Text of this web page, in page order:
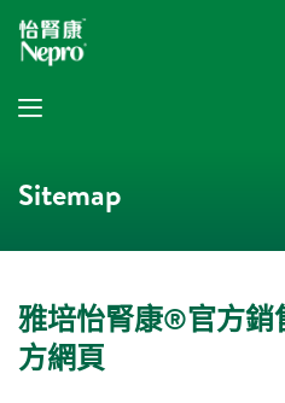
Sitemap
雅培怡腎康®官方銷
方網頁